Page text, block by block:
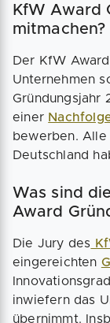
KfW Award
mitmachen?
Der KfW
Unternehmen
Gründungsjahr
einer
bewerben. Alle
Deutschland
Was sind
Award
Die Jury des
eingereichten
inwiefern das
übernimmt.